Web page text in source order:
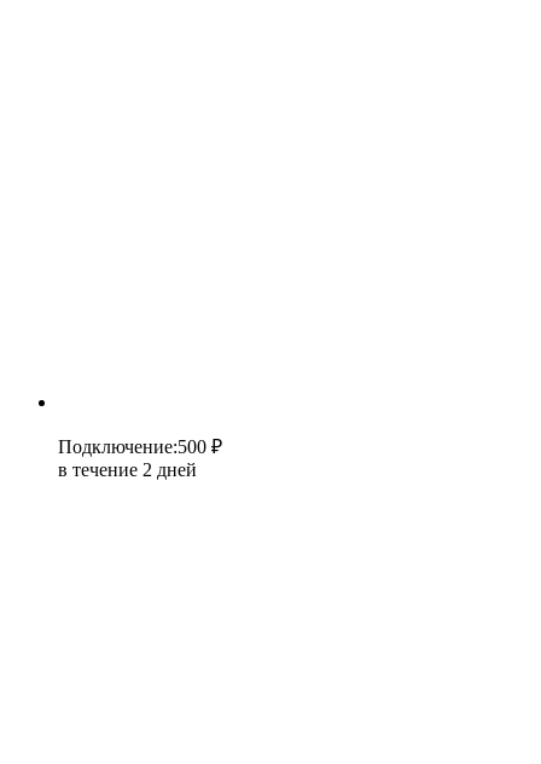
Подключение:500 ₽
в течение 2 дней